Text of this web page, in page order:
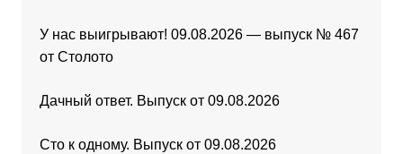
У нас выигрывают! 09.08.2026 — выпуск № 467
от Столото
Дачный ответ. Выпуск от 09.08.2026
Сто к одному. Выпуск от 09.08.2026